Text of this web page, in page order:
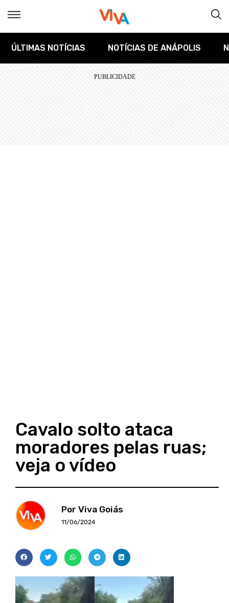
ÚLTIMAS NOTÍCIAS NOTÍCIAS DE ANÁPOLIS
Cavalo solto ataca
moradores pelas ruas;
veja o vídeo
Por Viva Goiás
11/06/2024